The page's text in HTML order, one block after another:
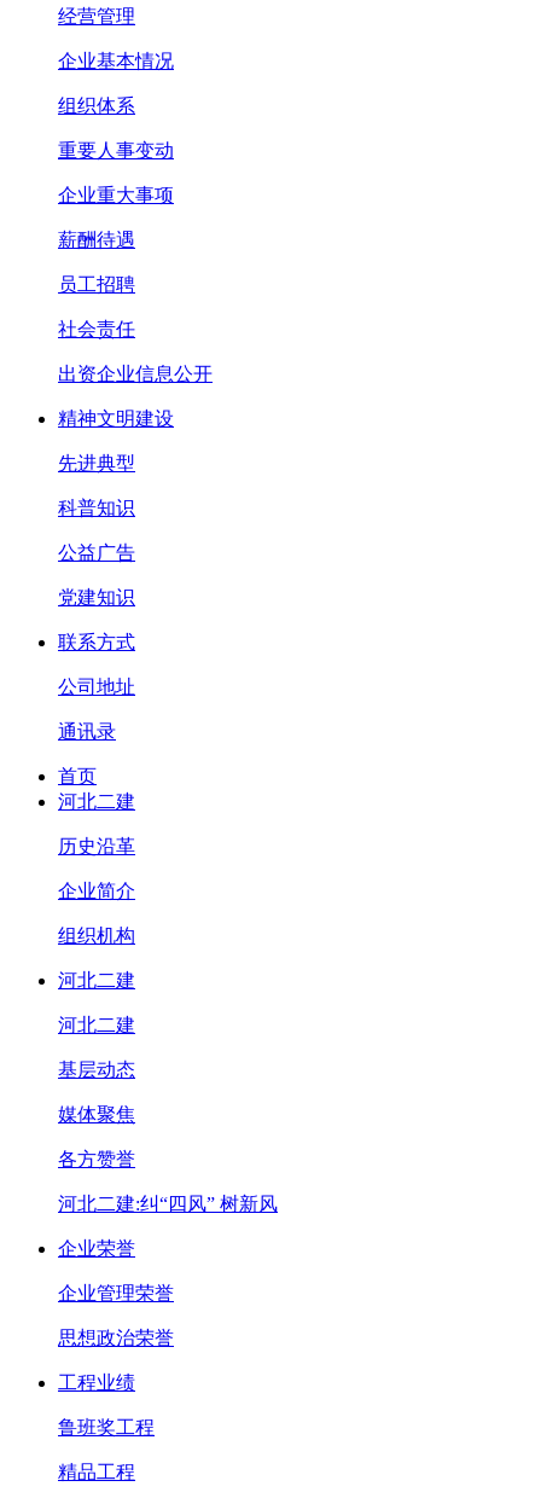
经营管理
企业基本情况
组织体系
重要人事变动
企业重大事项
薪酬待遇
员工招聘
社会责任
出资企业信息公开
精神文明建设
先进典型
科普知识
公益广告
党建知识
联系方式
公司地址
通讯录
首页
河北二建
历史沿革
企业简介
组织机构
河北二建
河北二建
基层动态
媒体聚焦
各方赞誉
河北二建:纠“四风” 树新风
企业荣誉
企业管理荣誉
思想政治荣誉
工程业绩
鲁班奖工程
精品工程